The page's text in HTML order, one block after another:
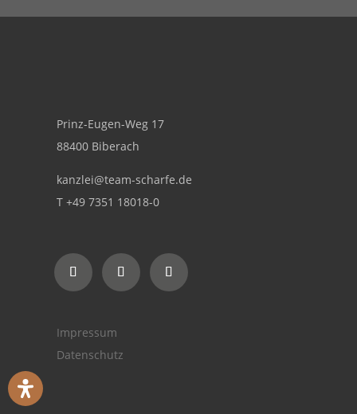
Prinz-Eugen-Weg 17
88400 Biberach
kanzlei@team-scharfe.de
T +49 7351 18018-0
Impressum
Datenschutz